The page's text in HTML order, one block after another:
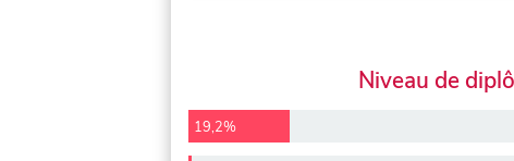
Niveau de
19,2%